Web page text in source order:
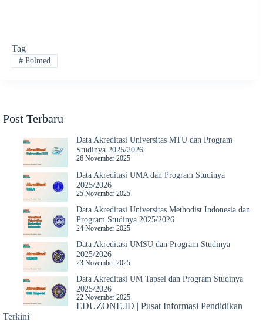
Tag
#Polmed
Post Terbaru
Data Akreditasi Universitas MTU dan Program
Studinya 2025/2026
26 November 2025
Data Akreditasi UMA dan Program Studinya
2025/2026
25 November 2025
Data Akreditasi Universitas Methodist Indonesia dan
Program Studinya 2025/2026
24 November 2025
Data Akreditasi UMSU dan Program Studinya
2025/2026
23 November 2025
Data Akreditasi UM Tapsel dan Program Studinya
2025/2026
22 November 2025
EDUZONE.ID | Pusat Informasi Pendidikan
Terkini